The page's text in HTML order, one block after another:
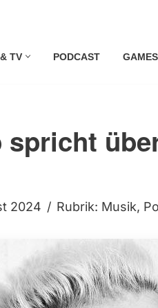
TV PODCAST GAMES
spricht
2024 Rubrik: Musik,